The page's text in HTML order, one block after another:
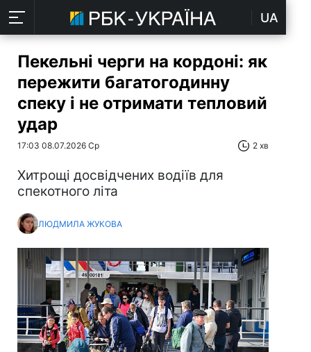
UA
Пекельні черги на кордоні: як
пережити багатогодинну
спеку і не отримати тепловий
удар
17:03 08.07.2026 Ср 2 хв
Хитрощі досвідчених водіїв для
спекотного літа
ЛЮДМИЛА ЖУКОВА